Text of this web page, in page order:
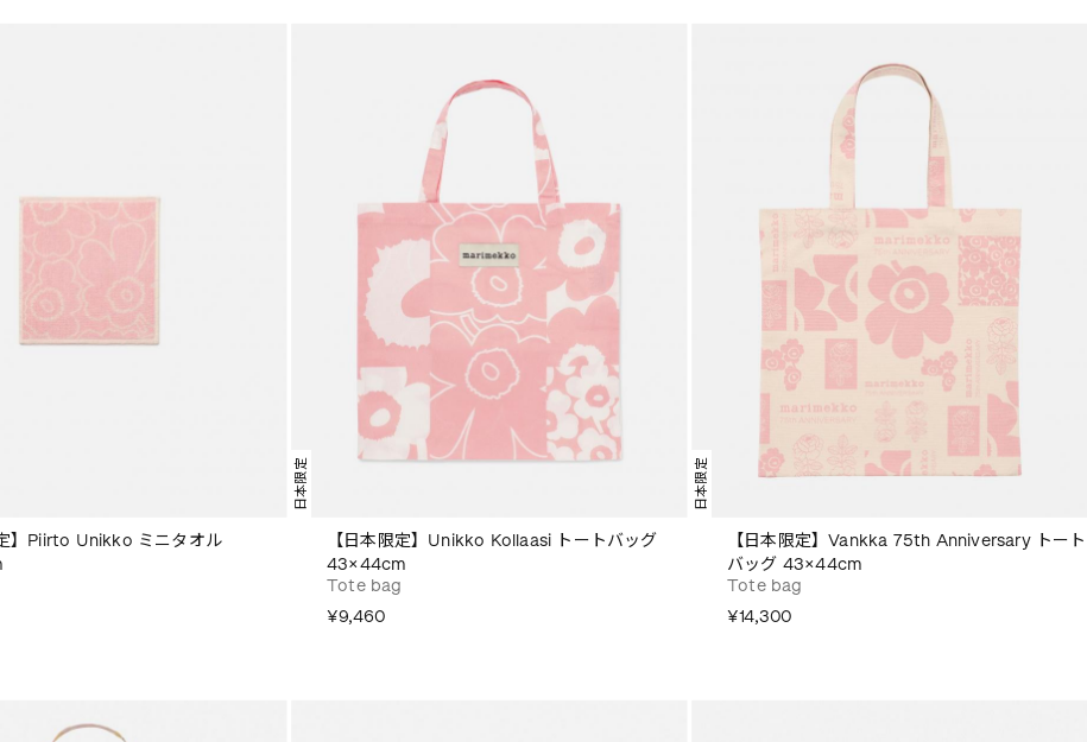
】Piirto Unikko ミニタオル
日本限定
【日本限定】Unikko Kollaasi トートバッグ
43×44cm
Tote bag
¥9,460
日本限定
【日本限定】Vankka 75th Anniversary トート
バッグ 43×44cm
Tote bag
¥14,300